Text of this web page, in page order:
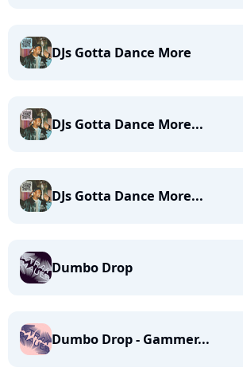
DJs Gotta Dance More
DJs Gotta Dance More...
DJs Gotta Dance More...
Dumbo Drop
Dumbo Drop - Gammer...